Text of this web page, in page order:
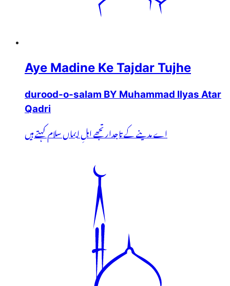
Aye Madine Ke Tajdar Tujhe
durood-o-salam BY Muhammad Ilyas Atar
Qadri
اے مدینے کے تاجدار تجھے اہلِ ایماں سلام کہتے ہیں